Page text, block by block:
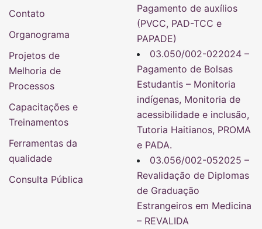
Pagamento de auxílios
(PVCC, PAD-TCC e
PAPADE)
03.050/002-022024 –
Pagamento de Bolsas
Estudantis – Monitoria
indígenas, Monitoria de
acessibilidade e inclusão,
Tutoria Haitianos, PROMA
e PADA.
03.056/002-052025 –
Revalidação de Diplomas
de Graduação
Estrangeiros em Medicina
– REVALIDA
Contato
Organograma
Projetos de
Melhoria de
Processos
Capacitações e
Treinamentos
Ferramentas da
qualidade
Consulta Pública